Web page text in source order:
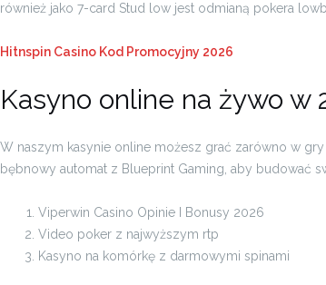
również jako 7-card Stud low jest odmianą pokera
Hitnspin Casino Kod Promocyjny 2026
Kasyno online na żywo w
W naszym kasynie online możesz grać zarówno w
bębnowy automat z Blueprint Gaming, aby budować
Viperwin Casino Opinie I Bonusy 2026
Video poker z najwyższym rtp
Kasyno na komórkę z darmowymi spinami